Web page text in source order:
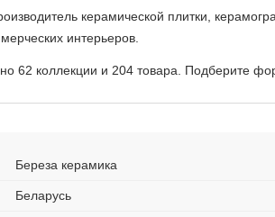
керамической плитки,
интерьеров.
62 коллекции и 204 товара. Подберите
Береза керамика
Беларусь